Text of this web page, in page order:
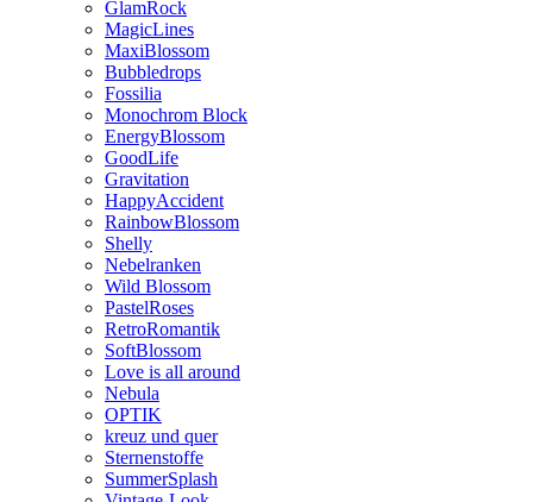
GlamRock
MagicLines
MaxiBlossom
Bubbledrops
Fossilia
Monochrom Block
EnergyBlossom
GoodLife
Gravitation
HappyAccident
RainbowBlossom
Shelly
Nebelranken
Wild Blossom
PastelRoses
RetroRomantik
SoftBlossom
Love is all around
Nebula
OPTIK
kreuz und quer
Sternenstoffe
SummerSplash